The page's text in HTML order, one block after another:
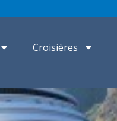
Croisières